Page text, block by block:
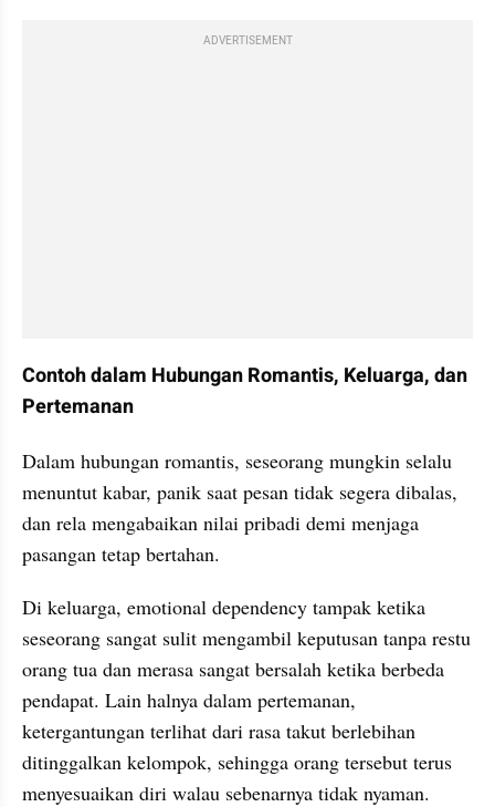
ADVERTISEMENT
Contoh dalam Hubungan Romantis, Keluarga, dan
Pertemanan
Dalam hubungan romantis, seseorang mungkin selalu
menuntut kabar, panik saat pesan tidak segera dibalas,
dan rela mengabaikan nilai pribadi demi menjaga
pasangan tetap bertahan.
Di keluarga, emotional dependency tampak ketika
seseorang sangat sulit mengambil keputusan tanpa restu
orang tua dan merasa sangat bersalah ketika berbeda
pendapat. Lain halnya dalam pertemanan,
ketergantungan terlihat dari rasa takut berlebihan
ditinggalkan kelompok, sehingga orang tersebut terus
menyesuaikan diri walau sebenarnya tidak nyaman.